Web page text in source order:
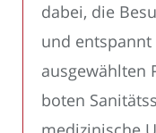
dabei, die
und entspannt
ausgewählten
boten